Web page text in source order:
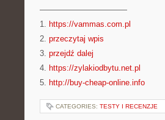
———————————
1. https://vammas.com.pl
2. przeczytaj wpis
3. przejdź dalej
4. https://zylakiodbytu.net.pl
5. http://buy-cheap-online.info
CATEGORIES: TESTY I RECENZJE